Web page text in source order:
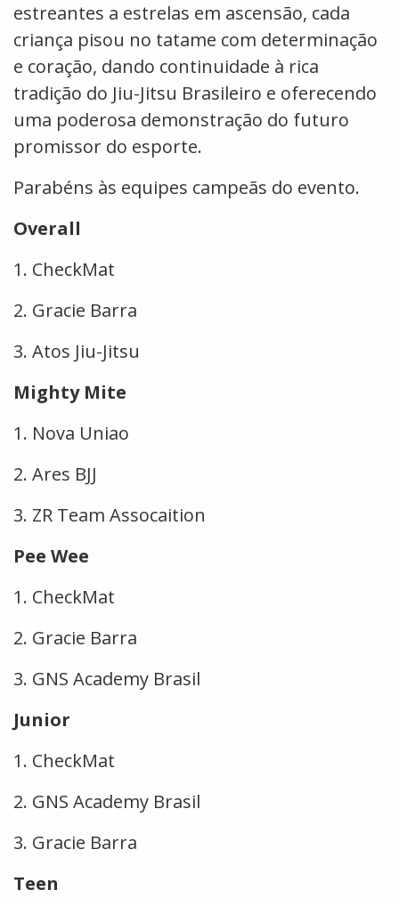
estreantes a estrelas em ascensão, cada
criança pisou no tatame com determinação
e coração, dando continuidade à rica
tradição do Jiu-Jitsu Brasileiro e oferecendo
uma poderosa demonstração do futuro
promissor do esporte.
Parabéns às equipes campeãs do evento.
Overall
1. CheckMat
2. Gracie Barra
3. Atos Jiu-Jitsu
Mighty Mite
1. Nova Uniao
2. Ares BJJ
3. ZR Team Assocaition
Pee Wee
1. CheckMat
2. Gracie Barra
3. GNS Academy Brasil
Junior
1. CheckMat
2. GNS Academy Brasil
3. Gracie Barra
Teen